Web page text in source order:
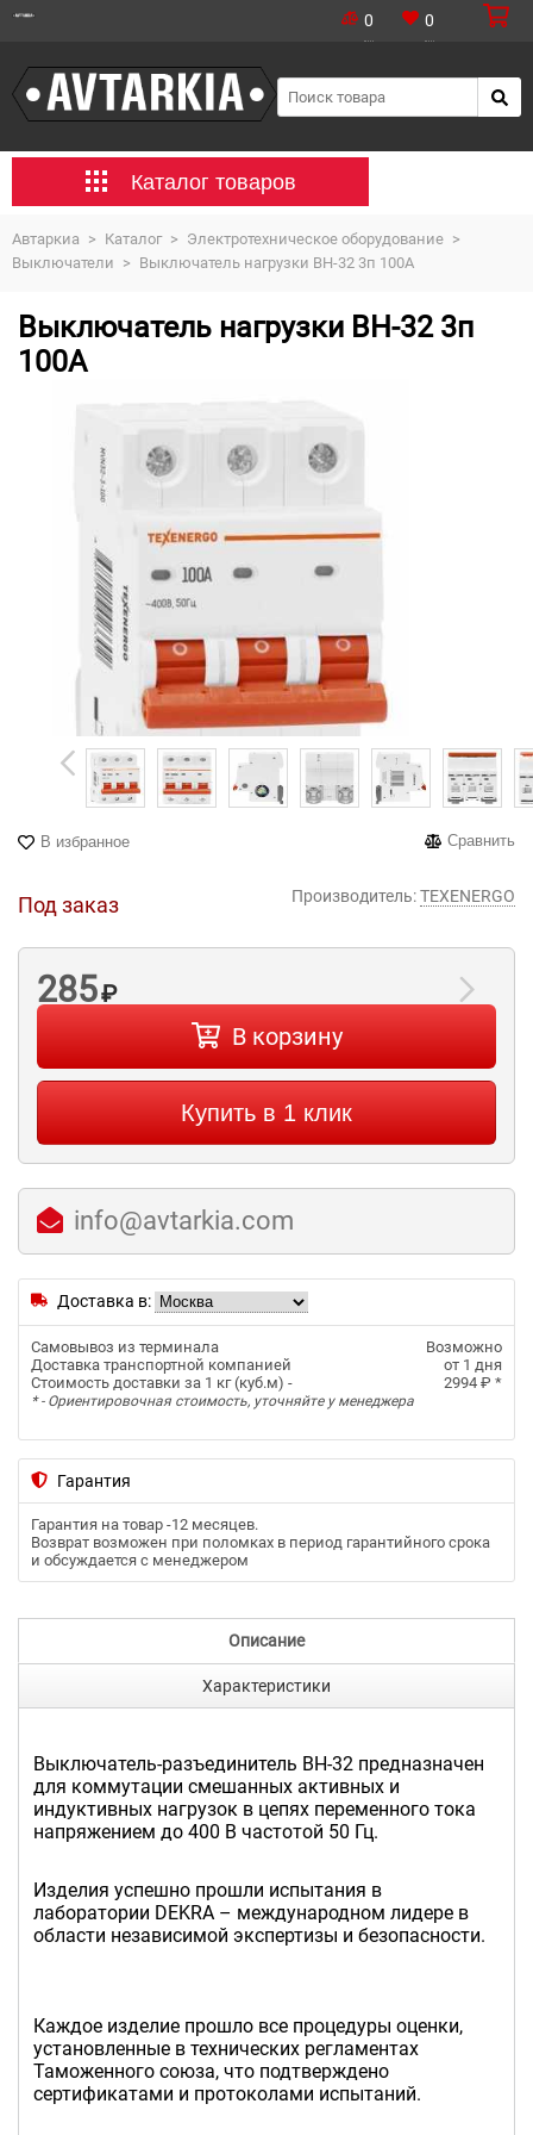
0 0
Каталог товаров
Автаркиа > Каталог > Электротехническое оборудование >
Выключатели > Выключатель нагрузки ВН-32 3п 100А
Выключатель нагрузки ВН-32 3п
100А
В избранное Сравнить
Под заказ Производитель:TEXENERGO
285₽
В корзину
Купить в 1 клик
info@avtarkia.com
Доставка в:
Самовывоз из терминала
Возможно
Доставка транспортной компанией
от 1 дня
Стоимость доставки за 1 кг (куб.м) -
2994 ₽ *
* - Ориентировочная стоимость, уточняйте у менеджера
Гарантия
Гарантия на товар -12 месяцев.
Возврат возможен при поломках в период гарантийного срока
и обсуждается с менеджером
Описание
Характеристики
Выключатель-разъединитель ВН-32 предназначен
для коммутации смешанных активных и
индуктивных нагрузок в цепях переменного тока
напряжением до 400 В частотой 50 Гц.
Изделия успешно прошли испытания в
лаборатории DEKRA – международном лидере в
области независимой экспертизы и безопасности.
Каждое изделие прошло все процедуры оценки,
установленные в технических регламентах
Таможенного союза, что подтверждено
сертификатами и протоколами испытаний.